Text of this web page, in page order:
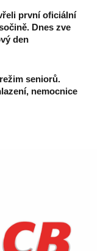
první oficiální
Dnes zve
den
seniorů.
nemocnice